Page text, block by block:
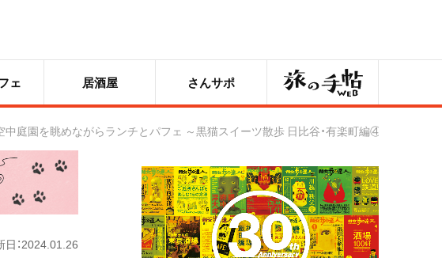
ェ 居酒屋 さんサポ 旅の手帖
庭園を眺めながらランチとパフェ ～黒猫スイーツ散歩 日比谷・有楽町編④～
日：2024.01.26